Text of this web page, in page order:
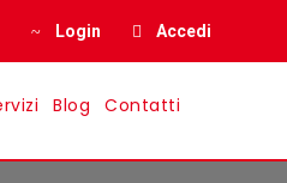
Login Accedi
Blog Contatti